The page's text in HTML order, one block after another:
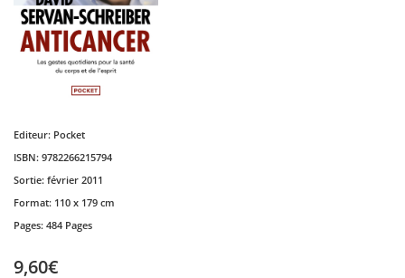
Editeur: Pocket
ISBN: 9782266215794
Sortie: février 2011
Format: 110 x 179 cm
Pages: 484 Pages
9,60€